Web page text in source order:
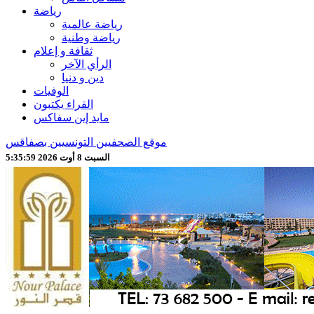
رياضة
رياضة عالمية
رياضة وطنية
ثقافة و إعلام
الرأي الآخر
دين و دنيا
الوفيات
القراء يكتبون
مايد إين سفاكس
موقع الصحفيين التونسيين بصفاقس
السبت 8 أوت 2026 5:36:01